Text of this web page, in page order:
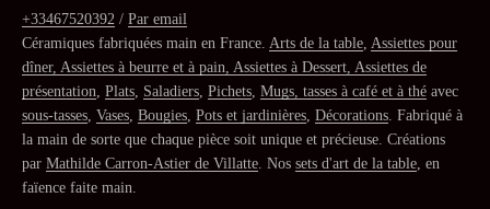
+33467520392 / Par email
Céramiques fabriquées main en France. Arts de la table, Assiettes pour
dîner, Assiettes à beurre et à pain, Assiettes à Dessert, Assiettes de
présentation, Plats, Saladiers, Pichets, Mugs, tasses à café et à thé avec
sous-tasses, Vases, Bougies, Pots et jardinières, Décorations. Fabriqué à
la main de sorte que chaque pièce soit unique et précieuse. Créations
par Mathilde Carron-Astier de Villatte. Nos sets d'art de la table, en
faïence faite main.